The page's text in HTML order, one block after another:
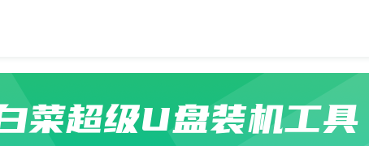
菜超级U盘装机工具